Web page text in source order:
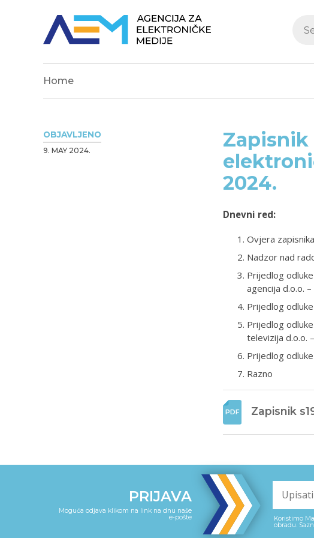
Home
OBJAVLJENO
9. MAY 2024.
Zapisnik
2024.
Dnevni red:
Ovjera
Nadzor nad
Prijedlog
agencija d.o.o.
Prijedlog
Prijedlog
televizija d.o.o.
Prijedlog
Razno
Zapisnik
PRIJAVA
Moguća odjava klikom na link na dnu naše
e-pošte
Koristimo
obradu.